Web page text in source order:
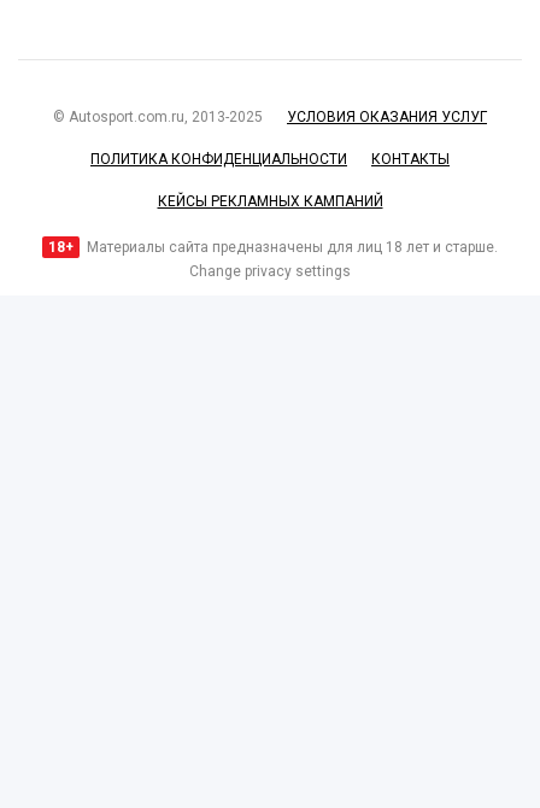
© Autosport.com.ru, 2013-2025 УСЛОВИЯ ОКАЗАНИЯ УСЛУГ
ПОЛИТИКА КОНФИДЕНЦИАЛЬНОСТИ КОНТАКТЫ
КЕЙСЫ РЕКЛАМНЫХ КАМПАНИЙ
18+
Материалы сайта предназначены для лиц 18 лет и старше.
Change privacy settings